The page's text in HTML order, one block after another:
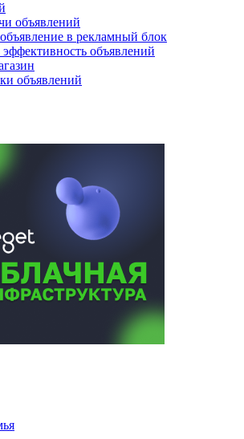
объявлений
в рекламный блок
объявлений
объявлений